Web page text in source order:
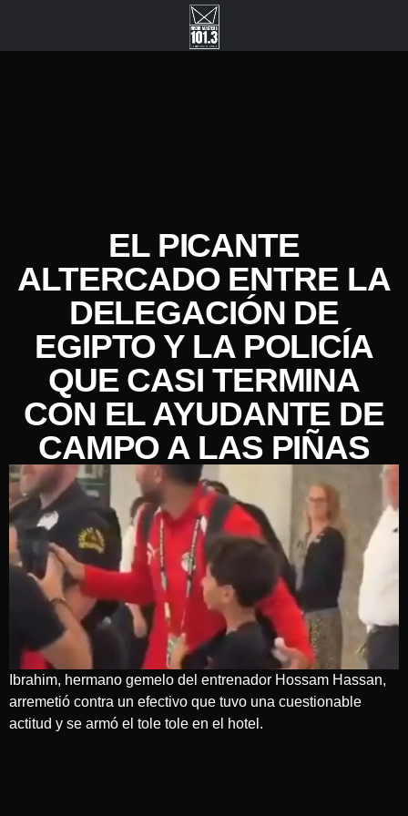
EL PICANTE
ALTERCADO ENTRE LA
DELEGACIÓN DE
EGIPTO Y LA POLICÍA
QUE CASI TERMINA
CON EL AYUDANTE DE
CAMPO A LAS PIÑAS
Ibrahim, hermano gemelo del entrenador Hossam Hassan,
arremetió contra un efectivo que tuvo una cuestionable
actitud y se armó el tole tole en el hotel.